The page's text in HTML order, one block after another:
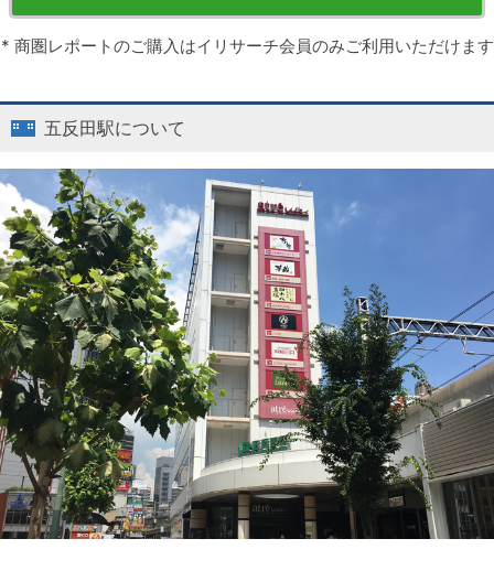
* 商圏レポートのご購入はイリサーチ会員のみご利用いただけます
五反田駅について